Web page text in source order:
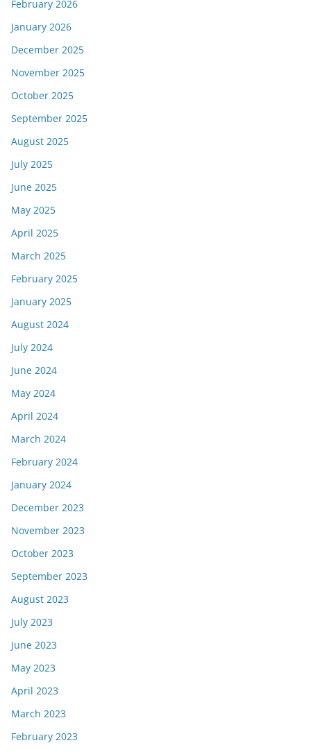
February 2026
January 2026
December 2025
November 2025
October 2025
September 2025
August 2025
July 2025
June 2025
May 2025
April 2025
March 2025
February 2025
January 2025
August 2024
July 2024
June 2024
May 2024
April 2024
March 2024
February 2024
January 2024
December 2023
November 2023
October 2023
September 2023
August 2023
July 2023
June 2023
May 2023
April 2023
March 2023
February 2023